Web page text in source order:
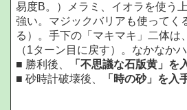
易度B。）メラミ、イオラを使う
強い。マジックバリアも使ってく
る）。手下の「マキマキ」二体は
（1ターン目に戻す）。なかなか
■ 勝利後、
「不思議な石版黄」を
■ 砂時計破壊後、
「時の砂」を入